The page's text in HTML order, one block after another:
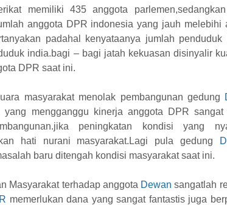
memiliki 435 anggota
anggota DPR indonesia yang jauh melebihi
padahal kenyataanya jumlah
india.bagi – bagi jatah kekuasan disinyalir
DPR saat ini.
masyarakat menolak pembangunan gedung
yang mengganggu kinerja anggota DPR
peningkatan kondisi yang
hati nurani masyarakat.Lagi pula gedung
baru ditengah kondisi masyarakat saat ini.
Masyarakat terhadap anggota Dewan sangatlah
memerlukan dana yang sangat fantastis juga